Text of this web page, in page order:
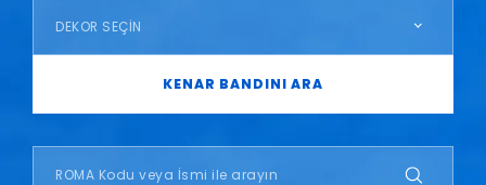
DEKOR SEÇİN
KENAR BANDINI ARA